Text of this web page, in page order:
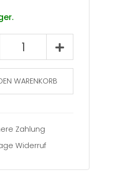
Empirische
Pädagogik
2023
–
37
[digital]
Menge
WARENKORB
Zahlung
Widerruf